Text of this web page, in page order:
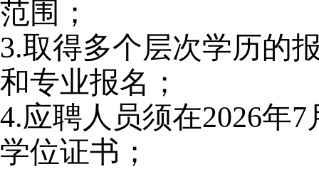
范围；
3.取得多个层次学历的
和专业报名；
4.应聘人员须在2026年
学位证书；